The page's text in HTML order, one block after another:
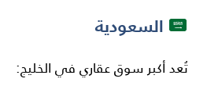
السعودية
تُعد أكبر سوق عقاري في الخليج: